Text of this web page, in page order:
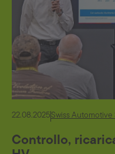
22.08.2025 Swiss Automotive
Controllo,